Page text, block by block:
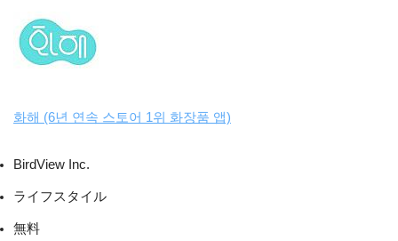
화해 (6년 연속 스토어 1위 화장품 앱)
BirdView Inc.
ライフスタイル
無料